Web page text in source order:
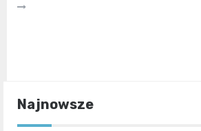
Najnowsze